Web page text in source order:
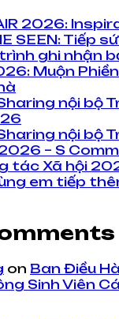
2026:
SEEN: Tiếp
ghi nhận
Muộn
nội bộ
nội bộ
– S
tác Xã hội
em tiếp
on Ban Điều
Sinh Viên